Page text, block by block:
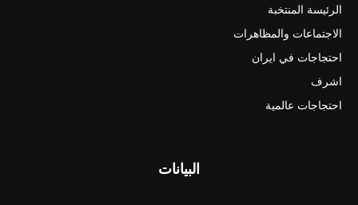
الرئيسة المنتخبة
الاجتماعات والمظاهرات
احتجاجات في ايران
اشرف
احتجاجات عالمية
البيانات